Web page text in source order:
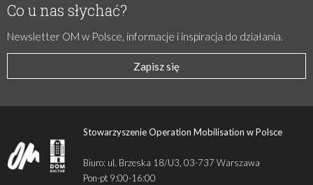
Co u nas słychać?
Newsletter OM w Polsce, informacje i inspiracja do działania.
Zapisz się
Stowarzyszenie Operation Mobilisation w Polsce
Biuro: ul. Brzeska 18/U3, 03-737 Warszawa
Pon-pt 9:00-16:00